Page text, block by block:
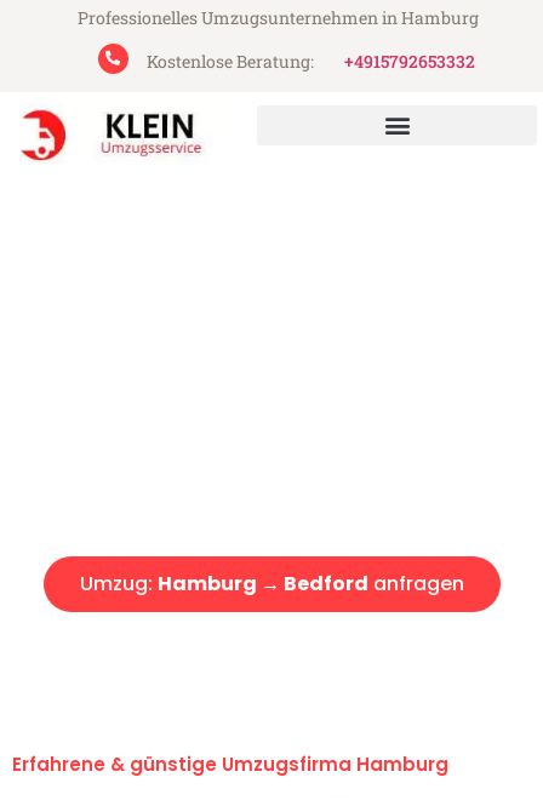
Professionelles Umzugsunternehmen in Hamburg
Kostenlose Beratung:
+4915792653332
Umzug: Hamburg → Bedford anfragen
Erfahrene & günstige Umzugsfirma Hamburg